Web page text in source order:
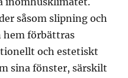
såsom slipning och
hem förbättras
och estetiskt
sina fönster, särskilt